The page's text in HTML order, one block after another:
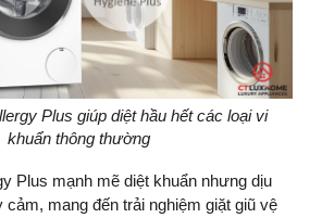
Plus giúp diệt hầu hết các loại vi
khuẩn thông thường
Plus mạnh mẽ diệt khuẩn nhưng dịu
cảm, mang đến trải nghiệm giặt giũ vệ